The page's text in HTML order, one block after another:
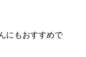
にもおすすめで